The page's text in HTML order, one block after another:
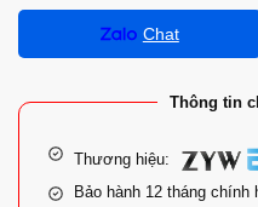
Chat
Thông tin
Thương hiệu:
Bảo hành 12 tháng chính